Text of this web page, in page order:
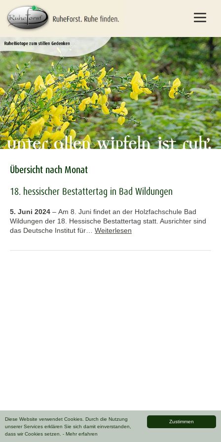
Zustimmen
Diese Website verwendet Cookies. Durch die Nutzung
unserer Services erklären Sie sich damit einverstanden,
dass wir Cookies setzen. - Mehr erfahren
Übersicht nach Monat
18. hessischer Bestattertag in Bad Wildungen
5. Juni 2024 – Am 8. Juni findet an der Holzfachschule Bad
Wildungen der 18. Hessische Bestattertag statt. Ausrichter sind
das Deutsche Institut für… Weiterlesen